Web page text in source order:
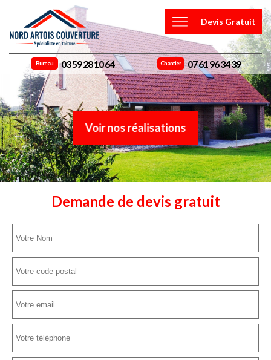
Devis Gratuit
Bureau 03 59 28 10 64 Chantier 07 61 96 34 39
Voir nos réalisations
Demande de devis gratuit